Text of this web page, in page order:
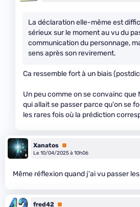
La déclaration elle-même est
sérieux sur le moment au vu du
communication du personnage,
sens après son revirement.
Ca ressemble fort à un biais
Un peu comme on se convainc
qui allait se passer parce qu'on se
les rares fois où la prédiction
Xanatos Premium
Le 10/04/2025 à 10h06
Même réflexion quand j'ai vu passer
fred42 Premium